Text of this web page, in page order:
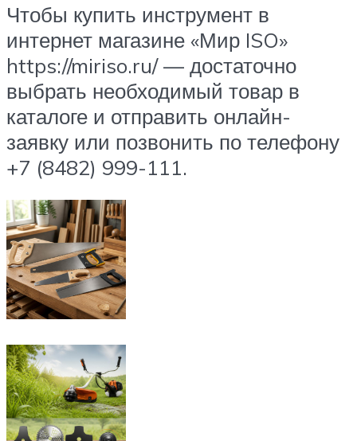
Чтобы купить инструмент в
интернет магазине «Мир ISO»
https://miriso.ru/ — достаточно
выбрать необходимый товар в
каталоге и отправить онлайн-
заявку или позвонить по телефону
+7 (8482) 999-111.